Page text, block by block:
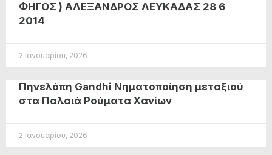
ΦΗΓΟΣ ) ΑΛΕΞΑΝΔΡΟΣ ΛΕΥΚΑΔΑΣ 28 6
2014
2 Ιανουαρίου, 2026
Πηνελόπη Gandhi Νηματοποίηση μεταξιού
στα Παλαιά Ρούματα Χανίων
2 Ιανουαρίου, 2026